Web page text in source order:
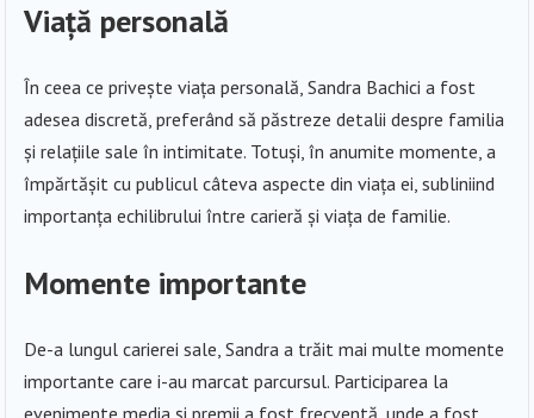
Viață personală
În ceea ce privește viața personală, Sandra Bachici a fost
adesea discretă, preferând să păstreze detalii despre familia
și relațiile sale în intimitate. Totuși, în anumite momente, a
împărtășit cu publicul câteva aspecte din viața ei, subliniind
importanța echilibrului între carieră și viața de familie.
Momente importante
De-a lungul carierei sale, Sandra a trăit mai multe momente
importante care i-au marcat parcursul. Participarea la